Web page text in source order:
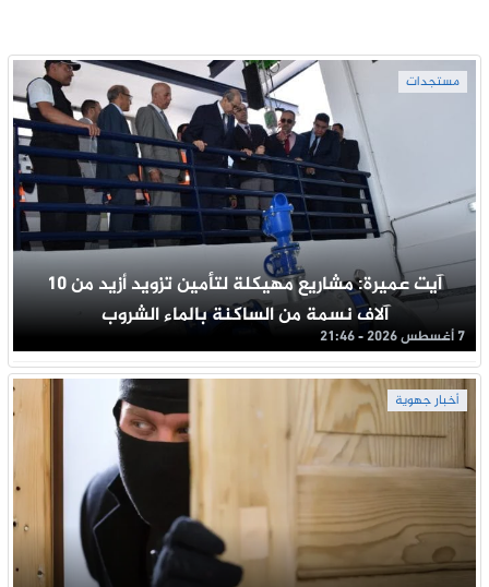
مستجدات
آيت عميرة: مشاريع مهيكلة لتأمين تزويد أزيد من 10
آلاف نسمة من الساكنة بالماء الشروب
7 أغسطس 2026 - 21:46
أخبار جهوية